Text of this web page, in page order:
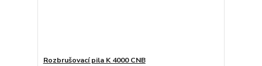
Rozbrušovací pila K 4000 CNB